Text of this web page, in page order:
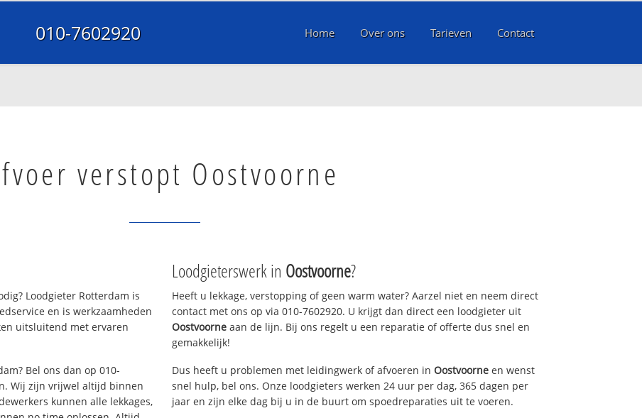
010-7602920 Home Over ons Tarieven Contact
verstopt Oostvoorne
Loodgieter Rotterdam is
en is werkzaamheden
uitsluitend met ervaren
Bel ons dan op 010-
Wij zijn vrijwel altijd binnen
kunnen alle lekkages,
Loodgieterswerk in Oostvoorne?
Heeft u lekkage, verstopping of geen warm water? Aarzel niet en neem direct
contact met ons op via 010-7602920. U krijgt dan direct een loodgieter uit
Oostvoorne aan de lijn. Bij ons regelt u een reparatie of offerte dus snel en
gemakkelijk!
Dus heeft u problemen met leidingwerk of afvoeren in Oostvoorne en wenst
snel hulp, bel ons. Onze loodgieters werken 24 uur per dag, 365 dagen per
jaar en zijn elke dag bij u in de buurt om spoedreparaties uit te voeren.